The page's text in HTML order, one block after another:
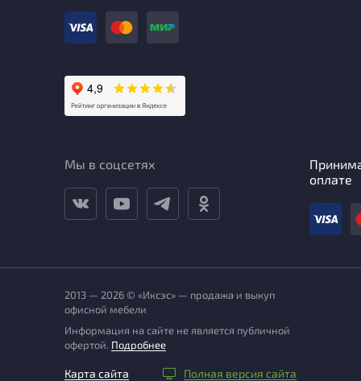
Мы в соцсетях
оплате
2013 — 2026 © «Иксэс» — продажа и выкуп
офисной мебели
Информация на сайте не является публичной
офертой. Подробнее
Карта сайта Полная версия сайта